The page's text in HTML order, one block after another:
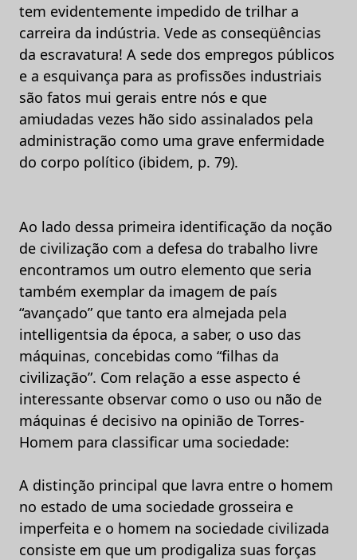
tem evidentemente impedido de trilhar a
carreira da indústria. Vede as conseqüências
da escravatura! A sede dos empregos públicos
e a esquivança para as profissões industriais
são fatos mui gerais entre nós e que
amiudadas vezes hão sido assinalados pela
administração como uma grave enfermidade
do corpo político (ibidem, p. 79).
Ao lado dessa primeira identificação da noção
de civilização com a defesa do trabalho livre
encontramos um outro elemento que seria
também exemplar da imagem de país
“avançado” que tanto era almejada pela
intelligentsia da época, a saber, o uso das
máquinas, concebidas como “filhas da
civilização”. Com relação a esse aspecto é
interessante observar como o uso ou não de
máquinas é decisivo na opinião de Torres-
Homem para classificar uma sociedade:
A distinção principal que lavra entre o homem
no estado de uma sociedade grosseira e
imperfeita e o homem na sociedade civilizada
consiste em que um prodigaliza suas forças